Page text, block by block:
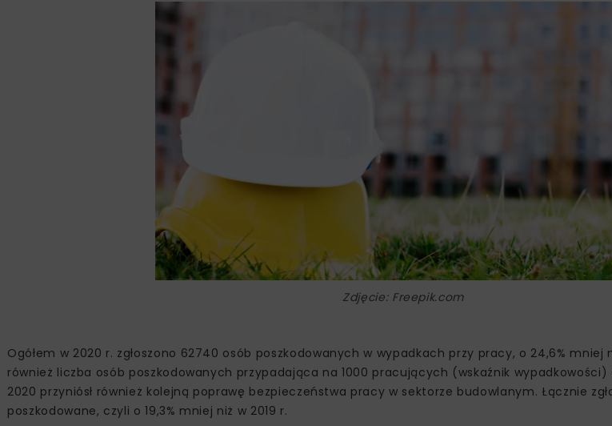
Zdjęcie: Freepik.com
Ogółem w 2020 r. zgłoszono 62740 osób poszkodowanych w wypadkach przy pracy, o 24,6% mniej
również liczba osób poszkodowanych przypadająca na 1000 pracujących (wskaźnik wypadkowości)
2020 przyniósł również kolejną poprawę bezpieczeństwa pracy w sektorze budowlanym. Łącznie
poszkodowane, czyli o 19,3% mniej niż w 2019 r.